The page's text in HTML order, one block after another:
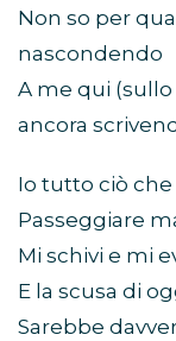
Non so per
nascondendo
A me qui
ancora
Io tutto ciò
Passeggiare
Mi schivi e mi
E la scusa di
Sarebbe